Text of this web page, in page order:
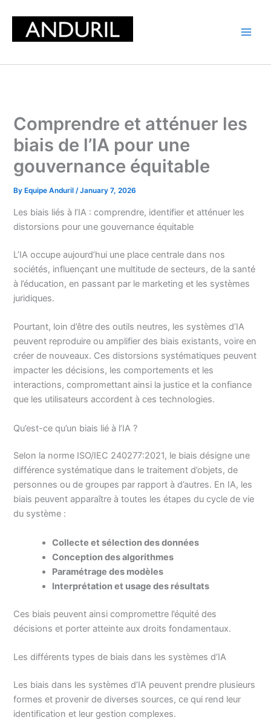
content
Comprendre et atténuer les
biais de l’IA pour une
gouvernance équitable
By Equipe Anduril/January 7, 2026
Les biais liés à l’IA : comprendre, identifier et atténuer les
distorsions pour une gouvernance équitable
L’IA occupe aujourd’hui une place centrale dans nos
sociétés, influençant une multitude de secteurs, de la santé
à l’éducation, en passant par le marketing et les systèmes
juridiques.
Pourtant, loin d’être des outils neutres, les systèmes d’IA
peuvent reproduire ou amplifier des biais existants, voire en
créer de nouveaux. Ces distorsions systématiques peuvent
impacter les décisions, les comportements et les
interactions, compromettant ainsi la justice et la confiance
que les utilisateurs accordent à ces technologies.
Qu’est-ce qu’un biais lié à l’IA ?
Selon la norme ISO/IEC 240277:2021, le biais désigne une
différence systématique dans le traitement d’objets, de
personnes ou de groupes par rapport à d’autres. En IA, les
biais peuvent apparaître à toutes les étapes du cycle de vie
du système :
Collecte et sélection des données
Conception des algorithmes
Paramétrage des modèles
Interprétation et usage des résultats
Ces biais peuvent ainsi compromettre l’équité des
décisions et porter atteinte aux droits fondamentaux.
Les différents types de biais dans les systèmes d’IA
Les biais dans les systèmes d’IA peuvent prendre plusieurs
formes et provenir de diverses sources, ce qui rend leur
identification et leur gestion complexes.